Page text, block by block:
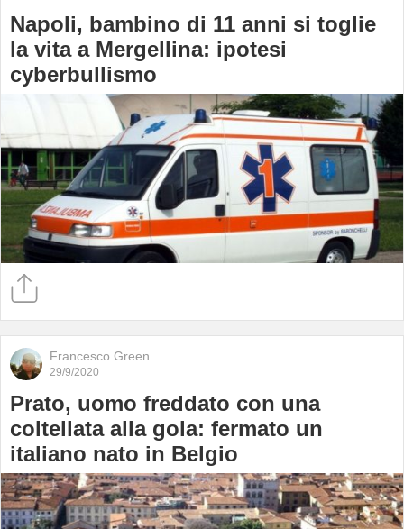
Napoli, bambino di 11 anni si toglie
la vita a Mergellina: ipotesi
cyberbullismo
Francesco Green
29/9/2020
Prato, uomo freddato con una
coltellata alla gola: fermato un
italiano nato in Belgio